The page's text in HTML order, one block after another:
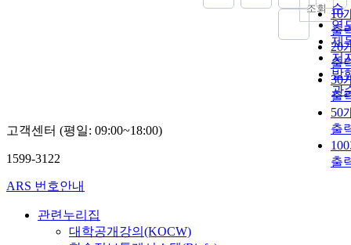
순
연
제
저
발
관
10
출
20
출
30
출
50
출
출
조회
고객센터 (평일: 09:00~18:00)
1599-3122
ARS 번호안내
관련누리집
대학공개강의(KOCW)